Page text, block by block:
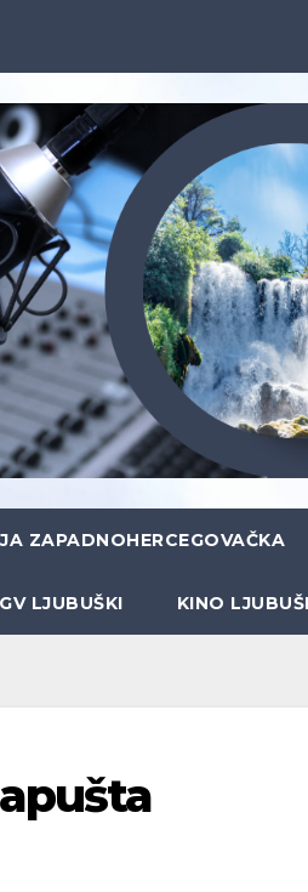
ZAPADNOHERCEGOVAČKA
GV LJUBUŠKI KINO